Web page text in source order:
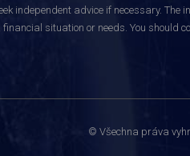
independent advice if necessary. The
situation or needs. You should
© Všechna práva